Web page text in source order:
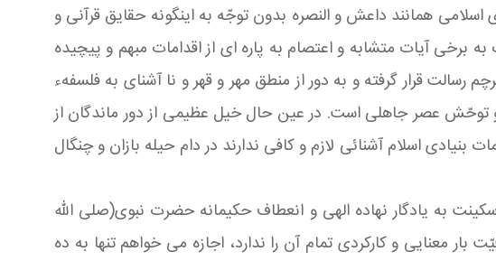
اسلامى همانند داعش و النصره بدون توجّه به اینگونه حقایق قرآنی و
آیات متشابه و اعتصام به پاره اى از اقدامات مبهم و پیچیده
قرار گرفته و به دور از منطق مهر و قهر و نا آشناى به فلسفهء
توحّش عصر جاهلى است. در عین حال خیل عظیمى از دور ماندگان از
اسلام آشنائى لازم و کافى ندارند در دام حیله بازان و چنگال
به یادگار نهاده الهى و انعطاف حکیمانه حضرت نبوی(صلی الله
معنایى و کارکردى تمام آن را ندارد، اجازه مى خواهم تنها به ده